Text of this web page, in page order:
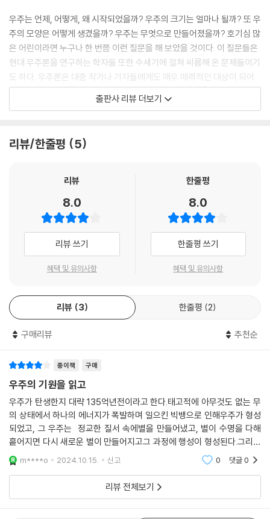
우주는 언제, 어떻게, 왜 시작되었을까? 우주의 크기는 얼마나 될까? 또 우
주의 모양은 어떻게 생겼을까? 우주는 무엇으로 만들어졌을까? 호기심 많
은 어린이라면 누구나 한 번쯤 이런 질문을 해 보았을 것이다. 이 질문들은
현대 우주론을 연구하는 학자들 또한 수세기에 걸쳐 씨름해 온 문제들이기
도 하다. 우주론은 대중 작가나 기자들에게도 매우 매력적인 대상이 되어
왔다. 우주론에는 미개척 분야가 너무 많아 오히려 언급하기가 쉽기 때문
되었다. 리처드 도킨스, 마틴 리스, 스티븐 핑커 같은 세계적인 과학 지성들
시리즈는 과학 독자들의 열렬한 지지를 받으며 17권까지 출간되어 한국
간됨으로써 마지막 19권(스티븐 핑커의 『단어와 규칙』(근간)) 완결을 목
전에 두고 있다.
〈사이언스 마스터스〉 시리즈의 18권을 장식한 『우주의 기원(The Origin
of the Universe)』은 천문학자이자 수학자로 세계적인 명성을 떨치고
있는 영국 그레셤 대학 교수인 존 배로(John D. Barrow)의 대폭발 우주
게 그려 내고 있는지 상세하게 들려주는 책으로, 현대 대폭발 우주론의 근
본 원리와 핵심 방법론을 명쾌하게 설명하고 있다.
존 배로는 더럼 대학교에서 수학과 물리학 학사를 받고, 옥스퍼드 대학교
에서 천체 물리학 박사 학위를 받았다. 서식스 대학교에서 천문학과 교수
를 지낸 후, 그레셤 대학에서는 2003∼2007년 천문학과 교수를 지냈고
2008∼2011년 기하학과 교수로 임명되었다. 서로 다른 두 전공의 그레셤
의 석좌 교수로는 유일한 사람으로, 그만큼 천문학, 기하학 각 분야에서 뛰
어남을 인정받는 학자이다.
존 배로는 자신의 두 가지 전공을 잘 접목시켜 명쾌하고 간결하게 글을 써
내는 것으로도 유명하다. 1983년 『창조의 왼손(The Left Hand of Cre
ation)』을 시작으로 20권 가까이 되는 책을 썼으며, 우주론과 천체 물리
학에 관한 400편이 넘는 논문을 발표했다. 로커 천문학상(Locker Prize
for Astronomy), 1999년 왕립 글래스고 철학회 켈빈 메달(1999 Kelvi
n Medal of the Royal Glasgow Philosophical Society), 2006년
출판사 리뷰 더보기
리뷰/한줄평 5
리뷰
8.0
리뷰 쓰기
혜택 및 유의사항
한줄평
8.0
한줄평 쓰기
혜택 및 유의사항
리뷰 3 한줄평 2
구매리뷰 추천순
종이책 구매
우주의 기원을 읽고
우주가 탄생한지 대략 135억년전이라고 한다.태고적에 아무것도 없는 무
의 상태에서 하나의 에너지가 폭발하며 일으킨 빅뱅으로 인해우주가 형성
되었고, 그 우주는 정교한 질서 속에별을 만들어냈고, 별이 수명을 다해
흩어지면 다시 새로운 별이 만들어지고그 과정에 행성이 형성된다.그리고
그 행성 가운데, 생명체가 살 수 있는 아주 극소수의 행성이 만들어지고인
류가 사는 지구라는
m****o 2024.10.15. 신고 0 댓글0
리뷰 전체보기